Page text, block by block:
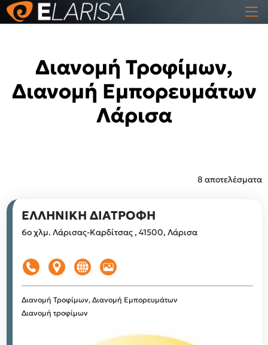
Διανομή Τροφίμων,
Διανομή Εμπορευμάτων
Λάρισα
8 αποτελέσματα
ΕΛΛΗΝΙΚΗ ΔΙΑΤΡΟΦΗ
6ο χλμ. Λάρισας-Καρδίτσας , 41500, Λάρισα
Διανομή Τροφίμων, Διανομή Εμπορευμάτων
Διανομή τροφίμων